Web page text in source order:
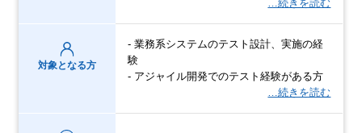
…続きを読む
対象となる方
- 業務系システムのテスト設計、実施の経
験
- アジャイル開発でのテスト経験がある方
…続きを読む